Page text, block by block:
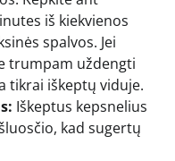
iš kiekvienos
spalvos. Jei
trumpam uždengti
tikrai iškeptų viduje.
Iškeptus kepsnelius
kad sugertų